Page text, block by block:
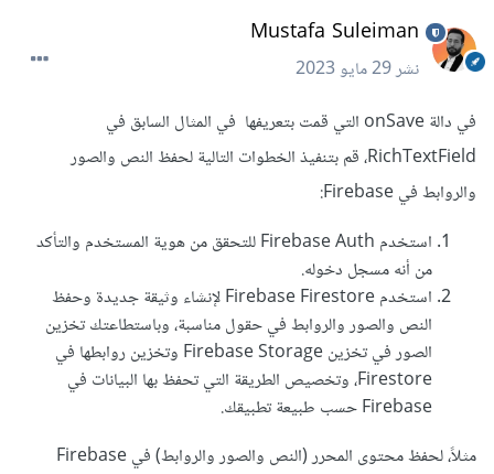
Mustafa Suleiman
نشر29 مايو 2023
في دالة onSave التي قمت بتعريفها في المثال السابق في
RichTextField، قم بتنفيذ الخطوات التالية لحفظ النص والصور
والروابط في Firebase:
استخدم Firebase Auth للتحقق من هوية المستخدم والتأكد
من أنه مسجل دخوله.
استخدم Firebase Firestore لإنشاء وثيقة جديدة وحفظ
النص والصور والروابط في حقول مناسبة، وباستطاعتك تخزين
الصور في تخزين Firebase Storage وتخزين روابطها في
Firestore، وتخصيص الطريقة التي تحفظ بها البيانات في
Firebase حسب طبيعة تطبيقك.
مثلاً، لحفظ محتوى المحرر (النص والصور والروابط) في Firebase